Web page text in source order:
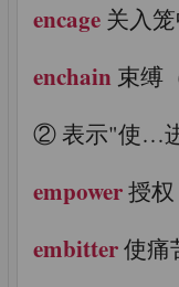
encage 关入笼
enchain 束缚
② 表示"使…
empower授权
embitter使痛